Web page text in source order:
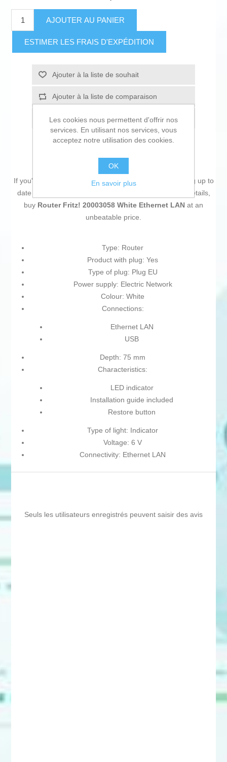
AJOUTER AU PANIER
ESTIMER LES FRAIS D'EXPÉDITION
Ajouter à la liste de souhait
Ajouter à la liste de comparaison
Envoyer à un ami
If you're passionate aboutIT and electronics
, like being up to
date on technology and don't miss even the slightest details,
buy Router Fritz! 20003058 White Ethernet LAN at an
unbeatable price.
Type: Router
Product with plug: Yes
Type of plug: Plug EU
Power supply: Electric Network
Colour: White
Connections:
Ethernet LAN
USB
Depth: 75 mm
Characteristics:
LED indicator
Installation guide included
Restore button
Type of light: Indicator
Voltage: 6 V
Connectivity: Ethernet LAN
Seuls les utilisateurs enregistrés peuvent saisir des avis
Les cookies nous permettent d'offrir nos
services. En utilisant nos services, vous
acceptez notre utilisation des cookies.
OK
En savoir plus